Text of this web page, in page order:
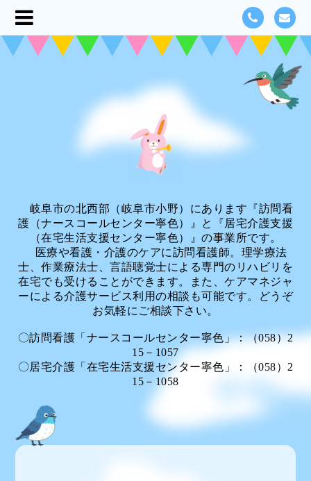
岐阜市の北西部（岐阜市小野）にあります『訪問看
護（ナースコールセンター寧色）』と『居宅介護支援
（在宅生活支援センター寧色）』の事業所です。
医療や看護・介護のケアに訪問看護師。理学療法
士、作業療法士、言語聴覚士による専門のリハビリを
在宅でも受けることができます。また、ケアマネジャ
ーによる介護サービス利用の相談も可能です。どうぞ
お気軽にご相談下さい。
〇訪問看護「ナースコールセンター寧色」：（058）2
15－1057
〇居宅介護「在宅生活支援センター寧色」：（058）2
15－1058